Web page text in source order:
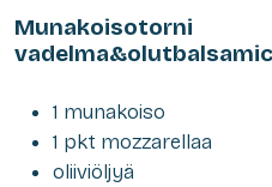
Munakoisotorni
1 munakoiso
1 pkt mozzarellaa
oliiviöljyä